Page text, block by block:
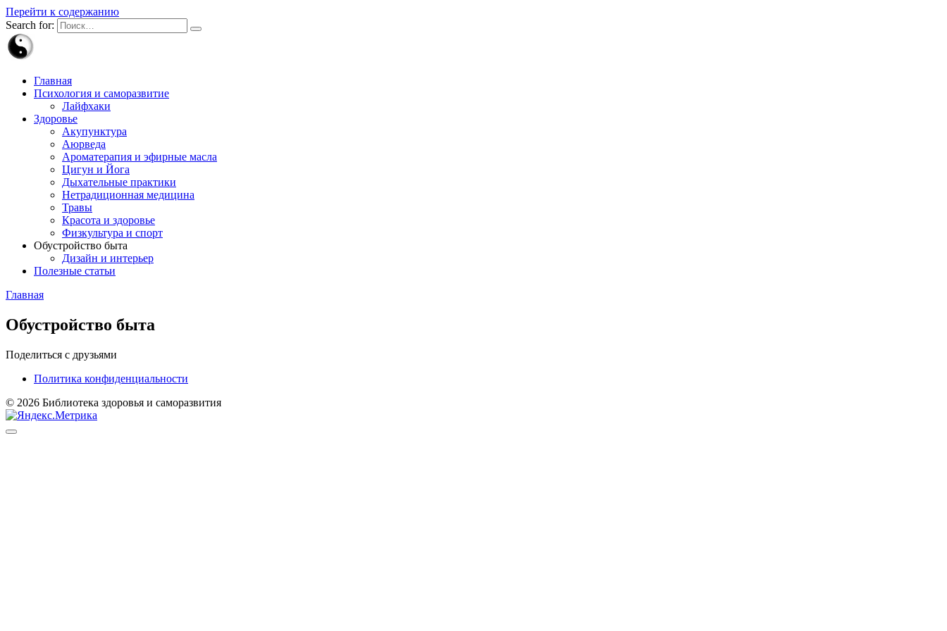
Перейти к содержанию
Search for:
Главная
Психология и саморазвитие
Лайфхаки
Здоровье
Акупунктура
Аюрведа
Ароматерапия и эфирные масла
Цигун и Йога
Дыхательные практики
Нетрадиционная медицина
Травы
Красота и здоровье
Физкультура и спорт
Обустройство быта
Дизайн и интерьер
Полезные статьи
Главная
Обустройство быта
Поделиться с друзьями
Политика конфиденциальности
© 2026 Библиотека здоровья и саморазвития